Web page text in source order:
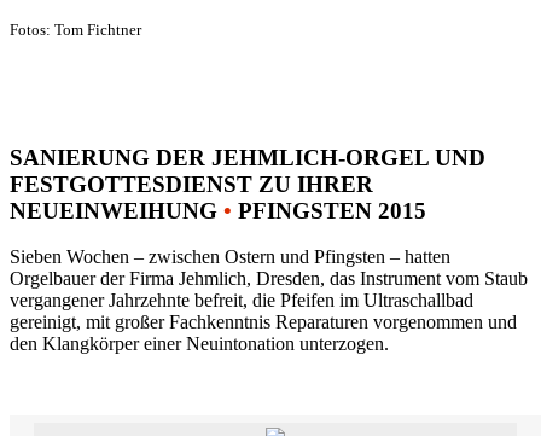
Fotos: Tom Fichtner
SANIERUNG DER JEHMLICH-ORGEL UND
FESTGOTTESDIENST ZU IHRER
NEUEINWEIHUNG • PFINGSTEN 2015
Sieben Wochen – zwischen Ostern und Pfingsten – hatten
Orgelbauer der Firma Jehmlich, Dresden, das Instrument vom Staub
vergangener Jahrzehnte befreit, die Pfeifen im Ultraschallbad
gereinigt, mit großer Fachkenntnis Reparaturen vorgenommen und
den Klangkörper einer Neuintonation unterzogen.